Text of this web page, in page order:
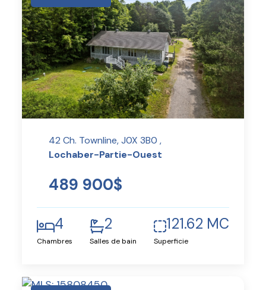
42 Ch. Townline, J0X 3B0 ,
Lochaber-Partie-Ouest
489 900$
4
Chambres
2
Salles de bain
121.62 MC
Superficie